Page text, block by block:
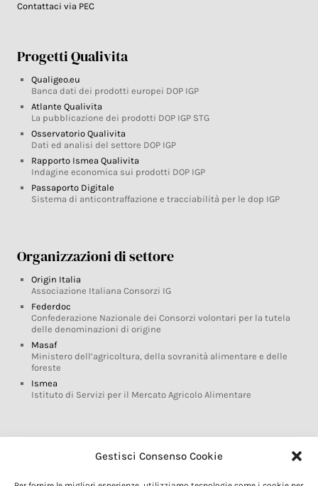
Gestisci Consenso Cookie
Contattaci via PEC
Progetti Qualivita
Qualigeo.eu
Banca dati dei prodotti europei DOP IGP
Atlante Qualivita
La pubblicazione dei prodotti DOP IGP STG
Osservatorio Qualivita
Dati ed analisi del settore DOP IGP
Rapporto Ismea Qualivita
Indagine economica sui prodotti DOP IGP
Passaporto Digitale
Sistema di anticontraffazione e tracciabilità per le dop IGP
Organizzazioni di settore
Origin Italia
Associazione Italiana Consorzi IG
Federdoc
Confederazione Nazionale dei Consorzi volontari per la tutela
delle denominazioni di origine
Masaf
Ministero dell’agricoltura, della sovranità alimentare e delle
foreste
Ismea
Istituto di Servizi per il Mercato Agricolo Alimentare
Glossario DOP IGP